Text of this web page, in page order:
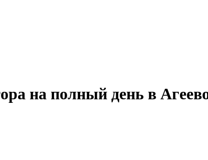
на полный день в